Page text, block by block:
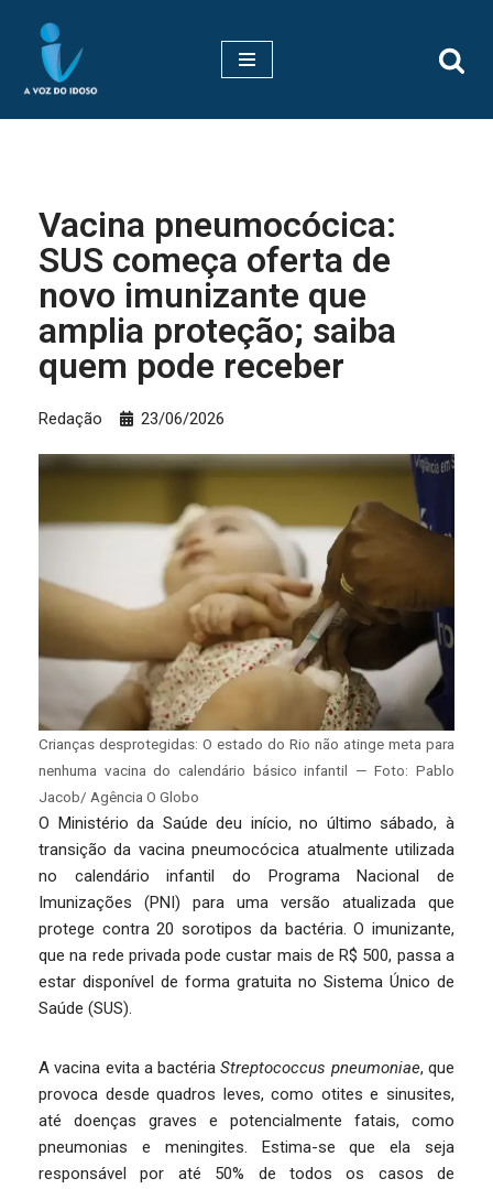
Pular
para
Vacina pneumocócica:
SUS começa oferta de
novo imunizante que
amplia proteção; saiba
quem pode receber
Redação 23/06/2026
Crianças desprotegidas: O estado do Rio não atinge meta para
nenhuma vacina do calendário básico infantil — Foto: Pablo
Jacob/ Agência O Globo
O Ministério da Saúde deu início, no último sábado, à
transição da vacina pneumocócica atualmente utilizada
no calendário infantil do Programa Nacional de
Imunizações (PNI) para uma versão atualizada que
protege contra 20 sorotipos da bactéria. O imunizante,
que na rede privada pode custar mais de R$ 500, passa a
estar disponível de forma gratuita no Sistema Único de
Saúde (SUS).
A vacina evita a bactériaStreptococcus pneumoniae, que
provoca desde quadros leves, como otites e sinusites,
até doenças graves e potencialmente fatais, como
pneumonias e meningites. Estima-se que ela seja
responsável por até 50% de todos os casos de